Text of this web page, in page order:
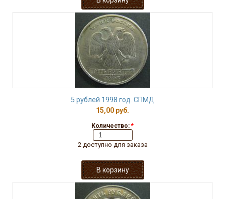
5 рублей 1998 год. СПМД
15,00 руб.
Количество: *
2 доступно для заказа